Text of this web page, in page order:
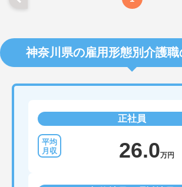
神奈川県の雇用形態別介護
正社員
26.0万円